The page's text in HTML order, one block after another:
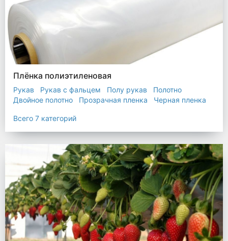
Плёнка полиэтиленовая
Рукав Рукав с фальцем Полу рукав
Полотно
Двойное полотно
Прозрачная пленка Черная пленка
Всего 7 категорий